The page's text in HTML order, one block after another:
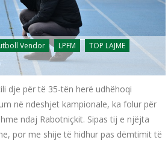
Vendor LPFM TOP LAJME
dje për të 35-tën herë udhëhoqi
në ndeshjet kampionale, ka folur për
ndaj Rabotniçkit. Sipas tij e njëjta
por me shije të hidhur pas dëmtimit të